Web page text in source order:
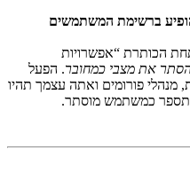
ברשימת המשתמשים
הכותרת “אפשרויות
את מצבי כמחובר. הפעל
מנהלי פורומים ואתה עצמך תהיו
תספר כמשתמש מוסתר.